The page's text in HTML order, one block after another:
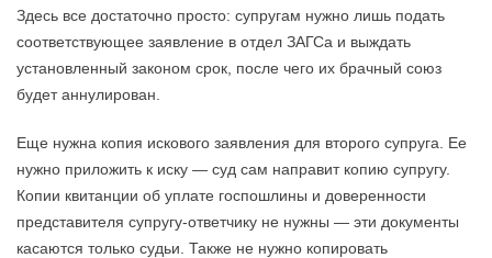
Здесь все достаточно просто: супругам нужно лишь подать
соответствующее заявление в отдел ЗАГСа и выждать
установленный законом срок, после чего их брачный союз
будет аннулирован.
Еще нужна копия искового заявления для второго супруга. Ее
нужно приложить к иску — суд сам направит копию супругу.
Копии квитанции об уплате госпошлины и доверенности
представителя супругу-ответчику не нужны — эти документы
касаются только судьи. Также не нужно копировать